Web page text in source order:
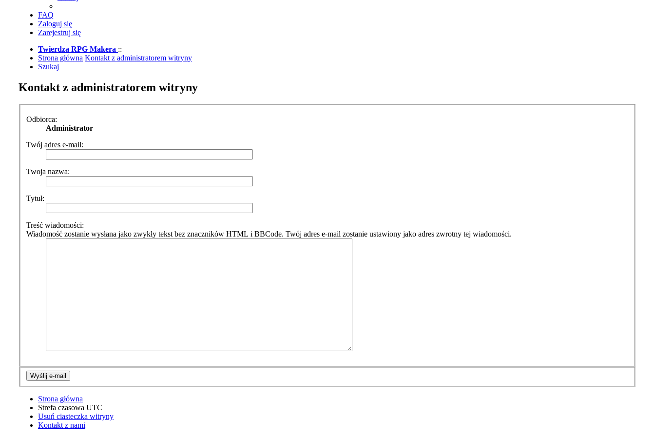
FAQ
Zaloguj się
Zarejestruj się
Twierdza RPG Makera ::
Strona główna Kontakt z administratorem witryny
Szukaj
Kontakt z administratorem witryny
Odbiorca:
Administrator
Twój adres e-mail:
Twoja nazwa:
Tytuł:
Treść wiadomości:
Wiadomość zostanie wysłana jako zwykły tekst bez znaczników HTML i BBCode. Twój adres e-mail zostanie ustawiony jako adres zwrotny tej wiadomości.
Strona główna
Strefa czasowa UTC
Usuń ciasteczka witryny
Kontakt z nami